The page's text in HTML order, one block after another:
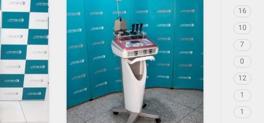
16
10
7
0
12
1
1